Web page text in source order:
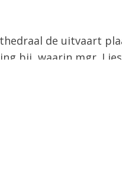
de uitvaart
bij, waarin mgr.